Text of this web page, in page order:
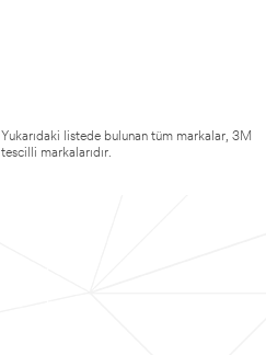
Yukarıdaki listede bulunan tüm markalar, 3M
tescilli markalarıdır.